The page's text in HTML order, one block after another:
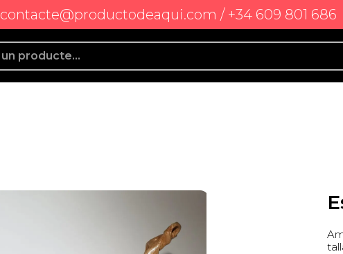
contacte@productodeaqui.com / +34 609 801 686